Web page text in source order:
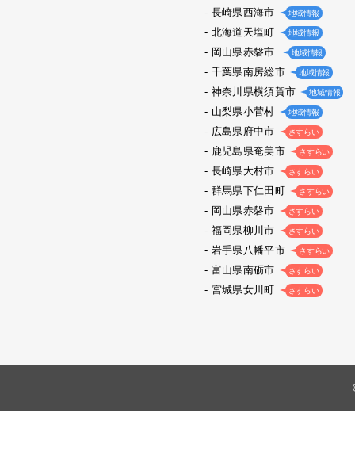
長崎県西海市 地域情報
北海道天塩町 地域情報
岡山県赤磐市. 地域情報
千葉県南房総市 地域情報
神奈川県横須賀市 地域情報
山梨県小菅村 地域情報
広島県府中市 さすらい
鹿児島県奄美市 さすらい
長崎県大村市 さすらい
群馬県下仁田町 さすらい
岡山県赤磐市 さすらい
福岡県柳川市 さすらい
岩手県八幡平市 さすらい
富山県南砺市 さすらい
宮城県女川町 さすらい